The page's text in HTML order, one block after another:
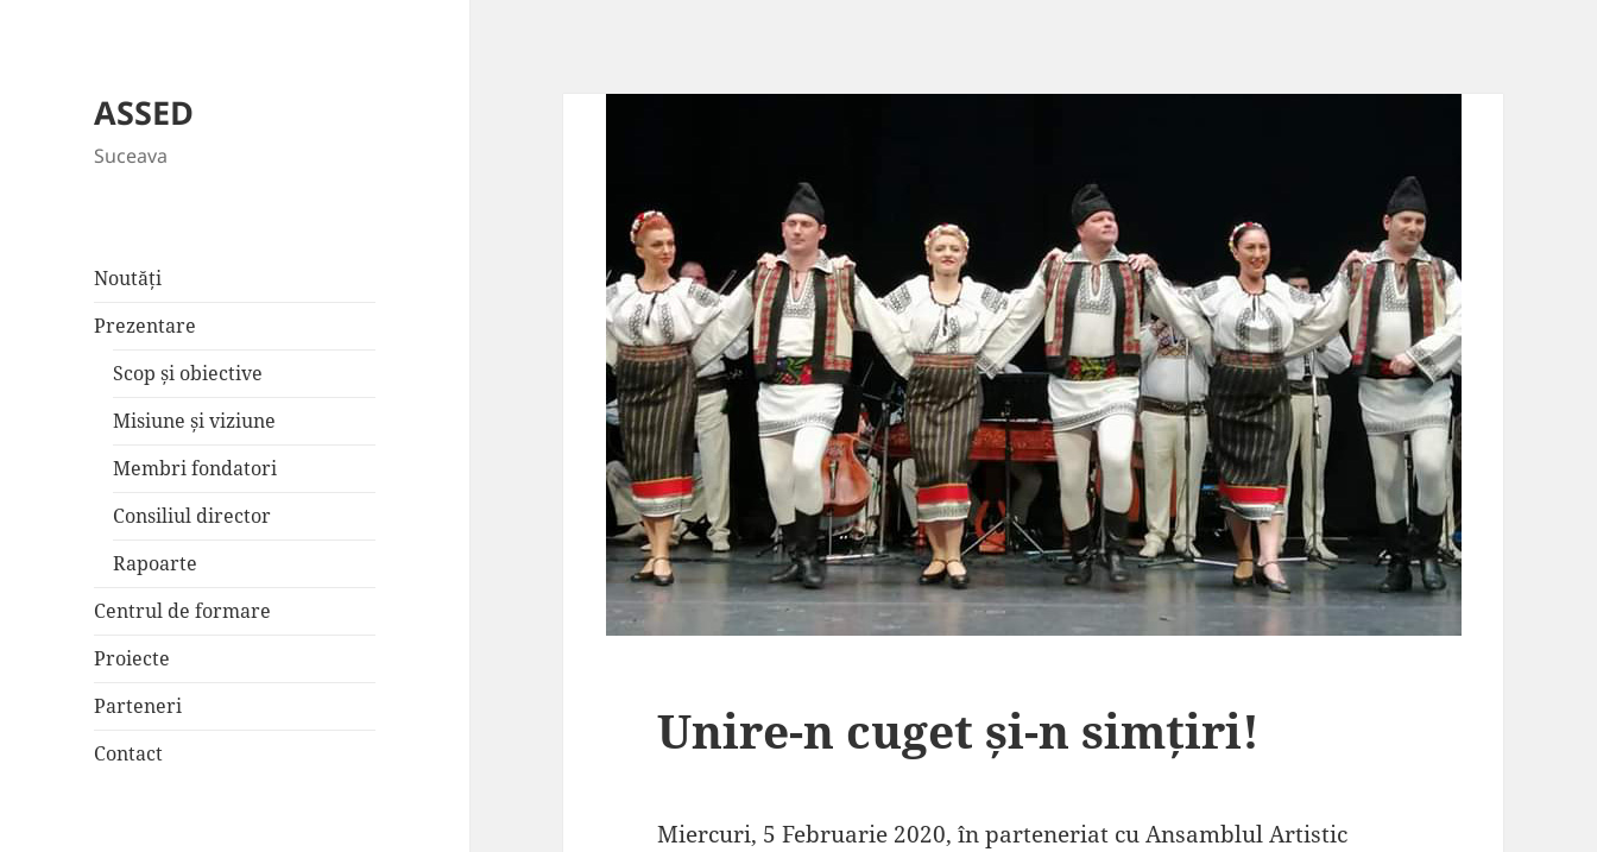
ASSED
Suceava
Noutăți
Prezentare
Scop și obiective
Misiune și viziune
Membri fondatori
Consiliul director
Rapoarte
Centrul de formare
Proiecte
Parteneri
Contact
Unire-n cuget și-n simțiri!
Miercuri, 5 Februarie 2020, în parteneriat cu Ansamblul Artistic